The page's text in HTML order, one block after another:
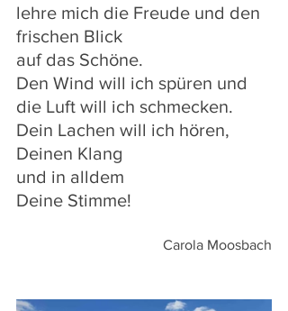
lehre mich die Freude und den
frischen Blick
auf das Schöne.
Den Wind will ich spüren und
die Luft will ich schmecken.
Dein Lachen will ich hören,
Deinen Klang
und in alldem
Deine Stimme!
Carola Moosbach